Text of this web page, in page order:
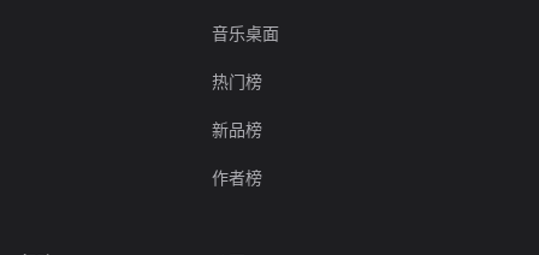
音乐桌面
热门榜
新品榜
作者榜